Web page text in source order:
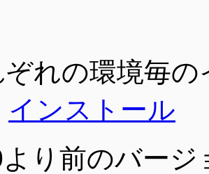
ぞれの環境毎
インストール
り前のバージ